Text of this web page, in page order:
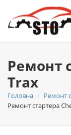
Ремонт
Trax
Головна
Ремонт
Ремонт стартера